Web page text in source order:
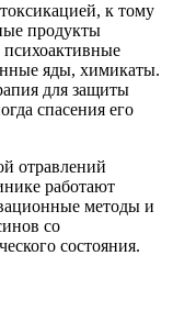
к тому
продукты
яды, химикаты.
для защиты
спасения его
отравлений
работают
методы и
со
состояния.